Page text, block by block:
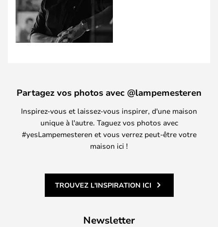
Partagez vos photos avec @lampemesteren
Inspirez-vous et laissez-vous inspirer, d'une maison
unique à l'autre. Taguez vos photos avec
#yesLampemesteren et vous verrez peut-être votre
maison ici !
TROUVEZ L'INSPIRATION ICI
Newsletter